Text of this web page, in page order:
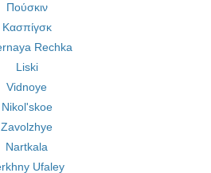
Πούσκιν
Κασπίγσκ
Rechka
Liski
Vidnoye
Nikol'skoe
Zavolzhye
Nartkala
Ufaley